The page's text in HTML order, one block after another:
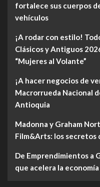
fortalece sus cuerpos
vehículos
¡A rodar con estilo!
Clásicos y Antiguos
“Mujeres al Volante”
¡A hacer negocios de
Macrorrueda Nacional
Antioquia
Madonna y Graham
Film&Arts: los secretos
De Emprendimientos a
que acelera la